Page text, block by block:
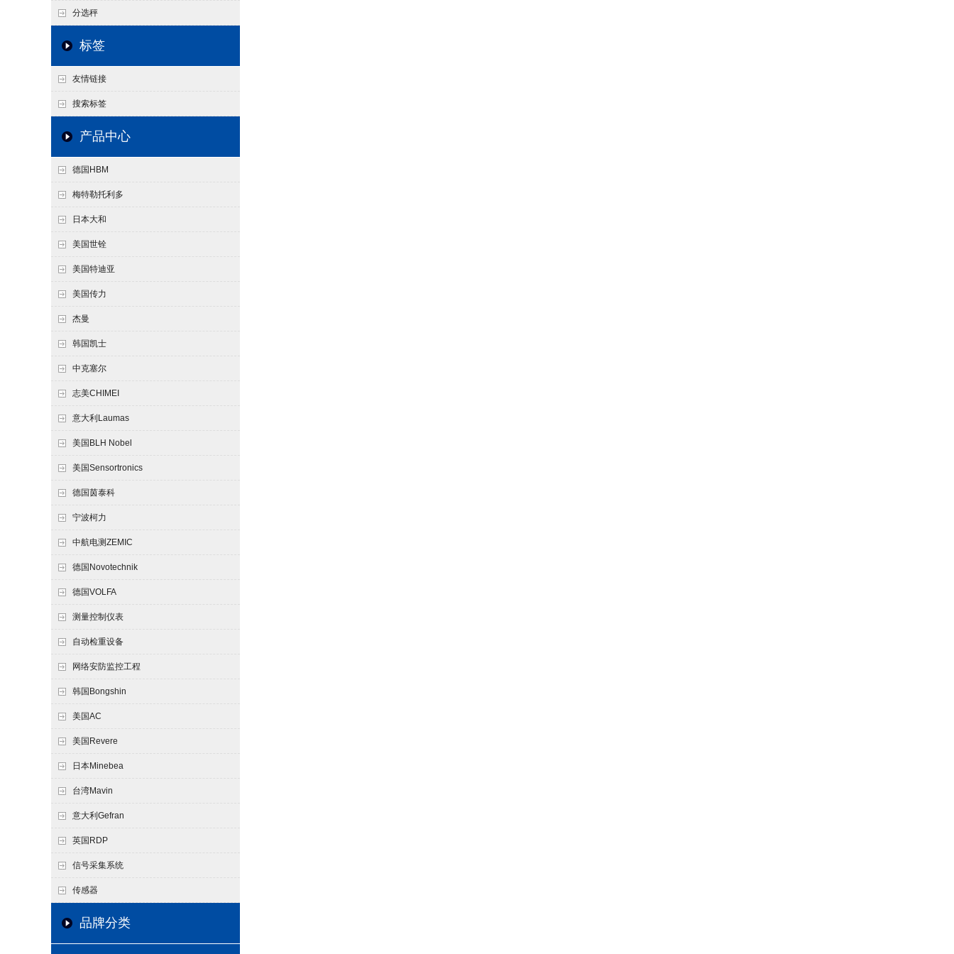
分选秤
标签
友情链接
搜索标签
产品中心
德国HBM
梅特勒托利多
日本大和
美国世铨
美国特迪亚
美国传力
杰曼
韩国凯士
中克塞尔
志美CHIMEI
意大利Laumas
美国BLH Nobel
美国Sensortronics
德国茵泰科
宁波柯力
中航电测ZEMIC
德国Novotechnik
德国VOLFA
测量控制仪表
自动检重设备
网络安防监控工程
韩国Bongshin
美国AC
美国Revere
日本Minebea
台湾Mavin
意大利Gefran
英国RDP
信号采集系统
传感器
品牌分类